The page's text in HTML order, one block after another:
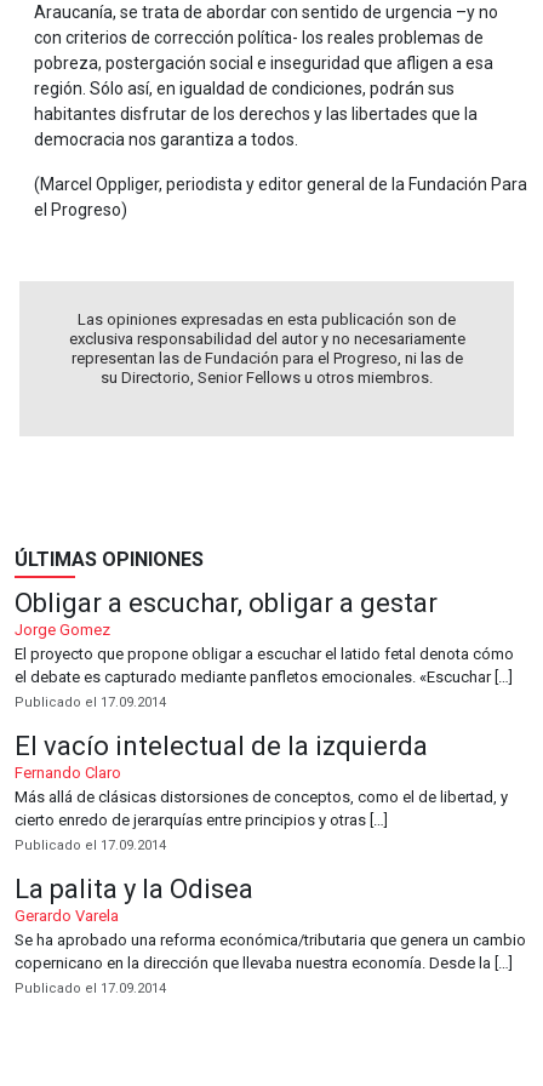
Araucanía, se trata de abordar con sentido de urgencia –y no
con criterios de corrección política- los reales problemas de
pobreza, postergación social e inseguridad que afligen a esa
región. Sólo así, en igualdad de condiciones, podrán sus
habitantes disfrutar de los derechos y las libertades que la
democracia nos garantiza a todos.
(Marcel Oppliger, periodista y editor general de la Fundación Para
el Progreso)
Las opiniones expresadas en esta publicación son de
exclusiva responsabilidad del autor y no necesariamente
representan las de Fundación para el Progreso, ni las de
su Directorio, Senior Fellows u otros miembros.
ÚLTIMAS OPINIONES
Obligar a escuchar, obligar a gestar
Jorge Gomez
El proyecto que propone obligar a escuchar el latido fetal denota cómo
el debate es capturado mediante panfletos emocionales. «Escuchar […]
Publicado el 17.09.2014
El vacío intelectual de la izquierda
Fernando Claro
Más allá de clásicas distorsiones de conceptos, como el de libertad, y
cierto enredo de jerarquías entre principios y otras […]
Publicado el 17.09.2014
La palita y la Odisea
Gerardo Varela
Se ha aprobado una reforma económica/tributaria que genera un cambio
copernicano en la dirección que llevaba nuestra economía. Desde la […]
Publicado el 17.09.2014